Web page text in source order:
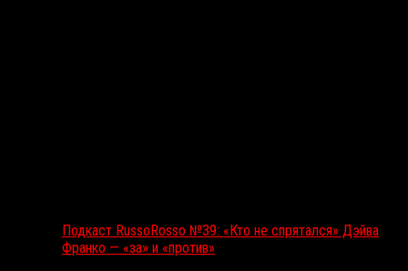
Подкаст RussoRosso №39: «Кто не спрятался» Дэйва
Франко — «за» и «против»